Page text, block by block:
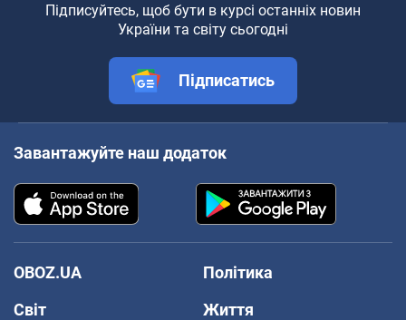
Підписуйтесь, щоб бути в курсі останніх новин
України та світу сьогодні
Підписатись
Завантажуйте наш додаток
OBOZ.UA
Політика
Світ
Життя